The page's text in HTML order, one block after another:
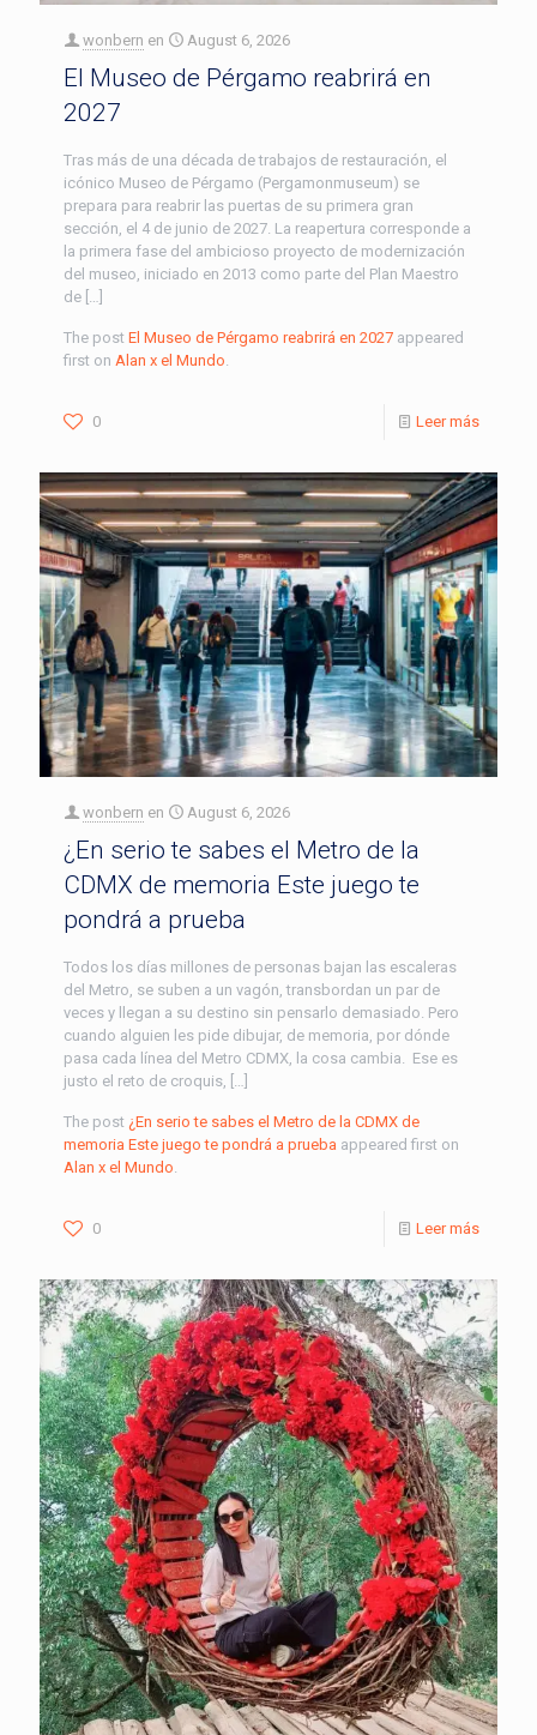
wonbern en August 6, 2026
El Museo de Pérgamo reabrirá en
2027
Tras más de una década de trabajos de restauración, el
icónico Museo de Pérgamo (Pergamonmuseum) se
prepara para reabrir las puertas de su primera gran
sección, el 4 de junio de 2027. La reapertura corresponde a
la primera fase del ambicioso proyecto de modernización
del museo, iniciado en 2013 como parte del Plan Maestro
de […]
The post El Museo de Pérgamo reabrirá en 2027 appeared
first on Alan x el Mundo
0 Leer más
wonbern en August 6, 2026
¿En serio te sabes el Metro de la
CDMX de memoria Este juego te
pondrá a prueba
Todos los días millones de personas bajan las escaleras
del Metro, se suben a un vagón, transbordan un par de
veces y llegan a su destino sin pensarlo demasiado. Pero
cuando alguien les pide dibujar, de memoria, por dónde
pasa cada línea del Metro CDMX, la cosa cambia. Ese es
justo el reto de croquis, […]
The post ¿En serio te sabes el Metro de la CDMX de
memoria Este juego te pondrá a prueba appeared first on
Alan x el Mundo.
0 Leer más